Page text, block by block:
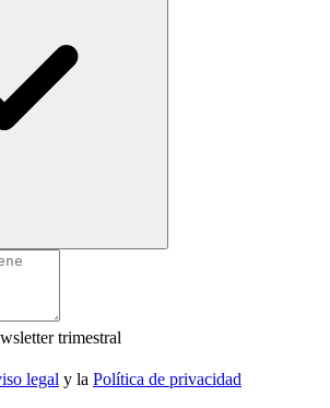
trimestral
legal y la Política de privacidad